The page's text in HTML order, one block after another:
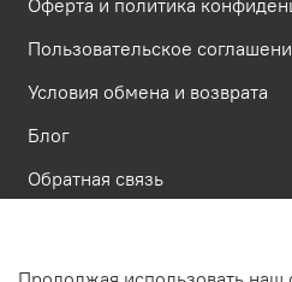
Оферта и политика
Пользовательское
Условия обмена и возврата
Блог
Обратная связь